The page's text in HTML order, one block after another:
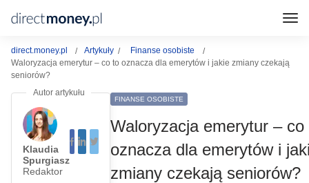
direct.money.pl Artykuły
Finanse osobiste
Waloryzacja emerytur – co to oznacza dla emerytów i jakie zmiany czekają
seniorów?
Klaudia
Spurgiasz
Redaktor
FINANSE OSOBISTE
Waloryzacja emerytur – co
oznacza dla emerytów i
zmiany czekają seniorów?